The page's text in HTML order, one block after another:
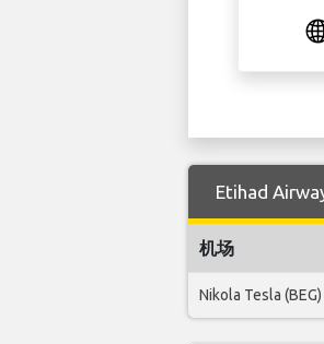
Etihad
机场
Nikola Tesla (BEG)